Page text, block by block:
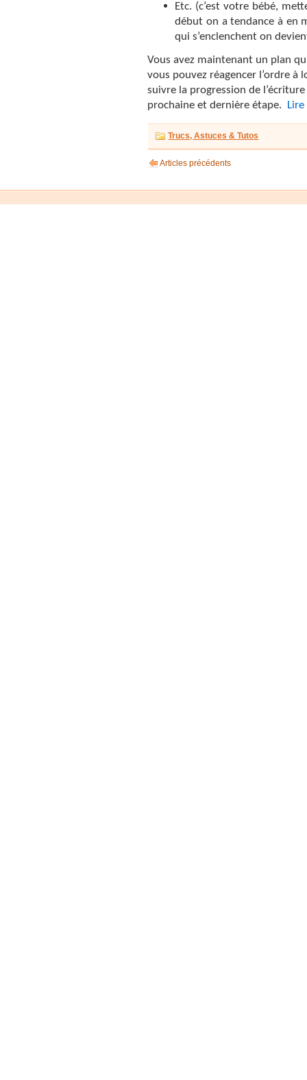
Etc. (c’est votre bébé,
début on a tendance à en
qui s’enclenchent on
Vous avez maintenant un plan
vous pouvez réagencer l’ordre à
suivre la progression de
prochaine et dernière étape.
Trucs, Astuces & Tutos
Articles précédents